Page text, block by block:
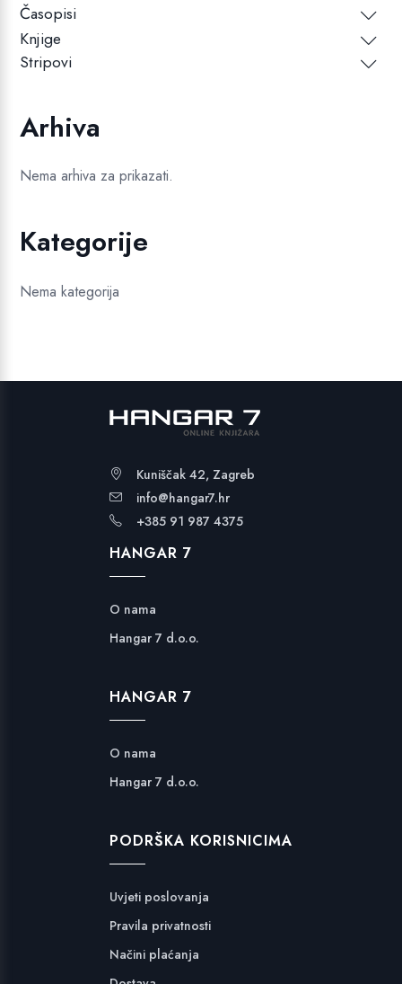
Časopisi
Knjige
Stripovi
Arhiva
Nema arhiva za prikazati.
Kategorije
Nema kategorija
Kuniščak 42, Zagreb
info@hangar7.hr
+385 91 987 4375
HANGAR 7
O nama
Hangar 7 d.o.o.
HANGAR 7
O nama
Hangar 7 d.o.o.
PODRŠKA KORISNICIMA
Uvjeti poslovanja
Pravila privatnosti
Načini plaćanja